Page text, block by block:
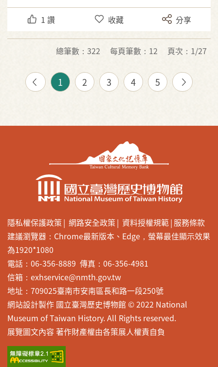
1 讚 收藏 分享
總筆數：322 每頁筆數：12 頁次：1/27
1 2 3 4 5
隱私權保護政策 網路安全政策 資料授權規範 服務條款
建議瀏覽器：Chrome最新版本、Edge，螢幕最佳顯示效果
為1920*1080
電話：06-356-8889 傳真：06-356-4981
信箱：exhservice@nmth.gov.tw
地址：709025臺南市安南區長和路一段250號
網站設計製作 國立臺灣歷史博物館 © 2022 National
Museum of Taiwan History. All Rights reserved.
展覽圖文內容 著作財產權由各策展人權責自負